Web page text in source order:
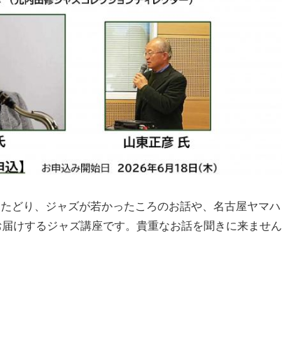
どり、ジャズが若かったころのお話や、名古屋ヤマハ
けするジャズ講座です。貴重なお話を聞きに来ません